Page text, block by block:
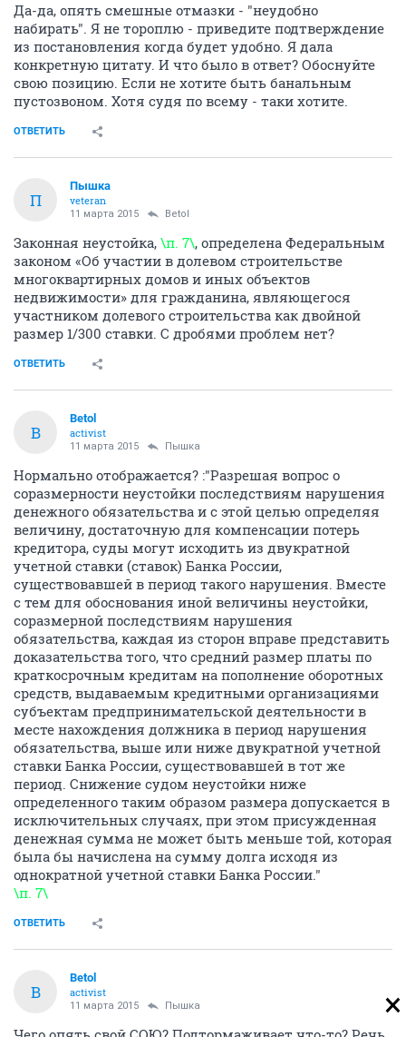
Да-да, опять смешные отмазки - "неудобно
набирать". Я не тороплю - приведите подтверждение
из постановления когда будет удобно. Я дала
конкретную цитату. И что было в ответ? Обоснуйте
свою позицию. Если не хотите быть банальным
пустозвоном. Хотя судя по всему - таки хотите.
ОТВЕТИТЬ
П
Пышка
veteran
11 марта 2015 Betol
Законная неустойка, \п. 7\, определена Федеральным
законом «Об участии в долевом строительстве
многоквартирных домов и иных объектов
недвижимости» для гражданина, являющегося
участником долевого строительства как двойной
размер 1/300 ставки. С дробями проблем нет?
ОТВЕТИТЬ
B
Betol
activist
11 марта 2015 Пышка
Нормально отображается? :"Разрешая вопрос о
соразмерности неустойки последствиям нарушения
денежного обязательства и с этой целью определяя
величину, достаточную для компенсации потерь
кредитора, суды могут исходить из двукратной
учетной ставки (ставок) Банка России,
существовавшей в период такого нарушения. Вместе
с тем для обоснования иной величины неустойки,
соразмерной последствиям нарушения
обязательства, каждая из сторон вправе представить
доказательства того, что средний размер платы по
краткосрочным кредитам на пополнение оборотных
средств, выдаваемым кредитными организациями
субъектам предпринимательской деятельности в
месте нахождения должника в период нарушения
обязательства, выше или ниже двукратной учетной
ставки Банка России, существовавшей в тот же
период. Снижение судом неустойки ниже
определенного таким образом размера допускается в
исключительных случаях, при этом присужденная
денежная сумма не может быть меньше той, которая
была бы начислена на сумму долга исходя из
однократной учетной ставки Банка России."
\п. 7\
ОТВЕТИТЬ
B
Betol
activist
11 марта 2015 Пышка